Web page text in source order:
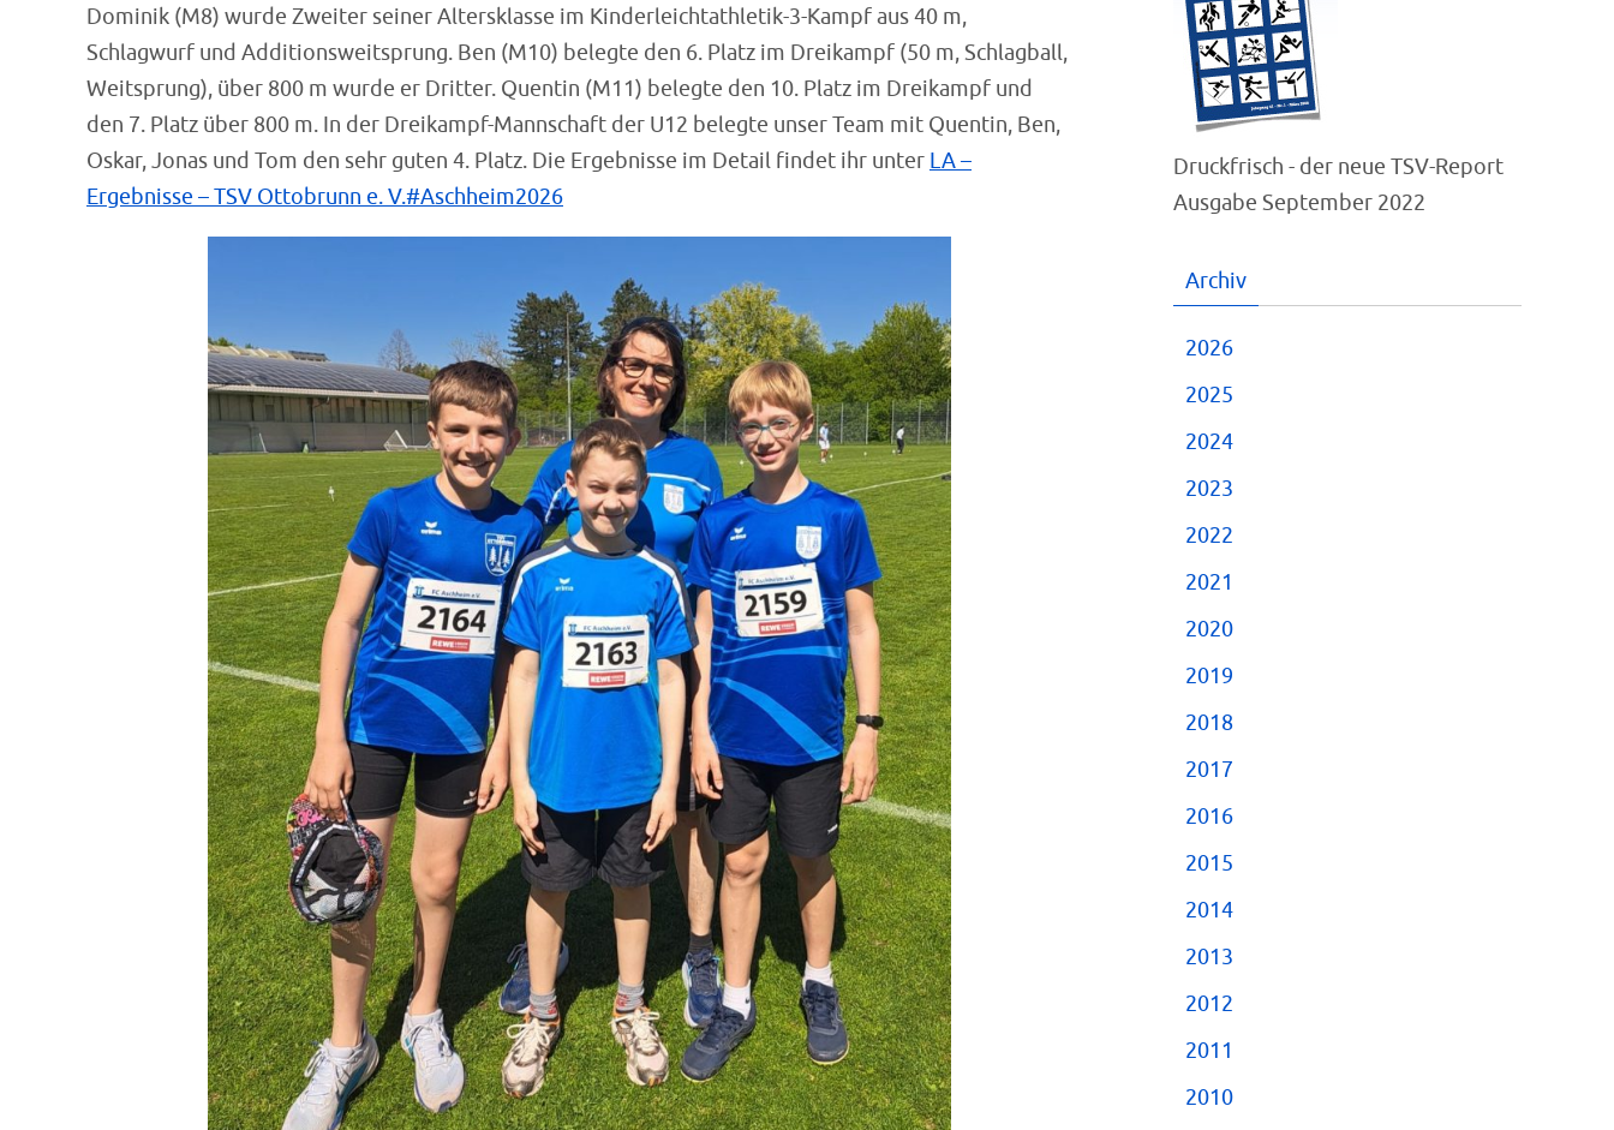
Dominik (M8) wurde Zweiter seiner Altersklasse im Kinderleichtathletik-3-Kampf aus 40 m,
Schlagwurf und Additionsweitsprung. Ben (M10) belegte den 6. Platz im Dreikampf (50 m, Schlagball,
Weitsprung), über 800 m wurde er Dritter. Quentin (M11) belegte den 10. Platz im Dreikampf und
den 7. Platz über 800 m. In der Dreikampf-Mannschaft der U12 belegte unser Team mit Quentin, Ben,
Oskar, Jonas und Tom den sehr guten 4. Platz. Die Ergebnisse im Detail findet ihr unter LA –
Ergebnisse – TSV Ottobrunn e. V.#Aschheim2026
Druckfrisch - der neue TSV-Report
Ausgabe September 2022
Archiv
2026
2025
2024
2023
2022
2021
2020
2019
2018
2017
2016
2015
2014
2013
2012
2011
2010